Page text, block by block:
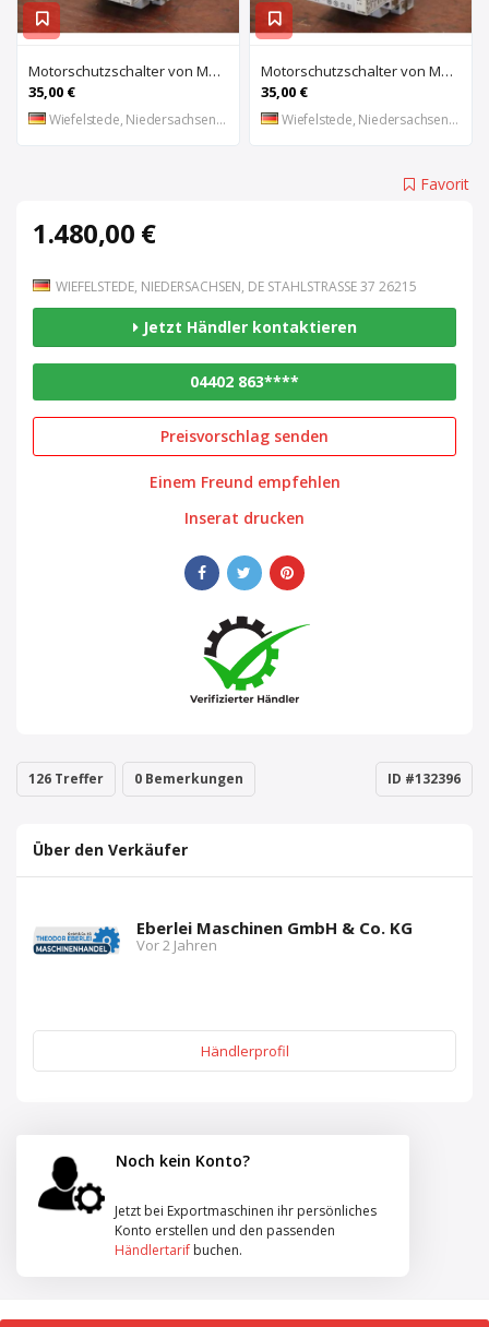
Motorschutzschalter von Moeller – PKZM 1-6
35,00 €
Wiefelstede, Niedersachsen, DE
Motorschutzschalter von Moeller – PKZM 1-1,6
35,00 €
Wiefelstede, Niedersachsen, DE
Favorit
1.480,00 €
WIEFELSTEDE, NIEDERSACHSEN, DE STAHLSTRASSE 37 26215
Jetzt Händler kontaktieren
04402 863****
Preisvorschlag senden
Einem Freund empfehlen
Inserat drucken
126 Treffer 0 Bemerkungen ID #132396
Über den Verkäufer
Eberlei Maschinen GmbH & Co. KG
Vor 2 Jahren
Händlerprofil
Noch kein Konto?
Jetzt bei Exportmaschinen ihr persönliches
Konto erstellen und den passenden
Händlertarif buchen.